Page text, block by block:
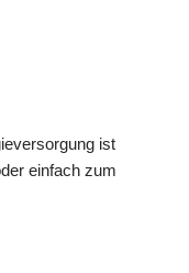
ist
einfach zum